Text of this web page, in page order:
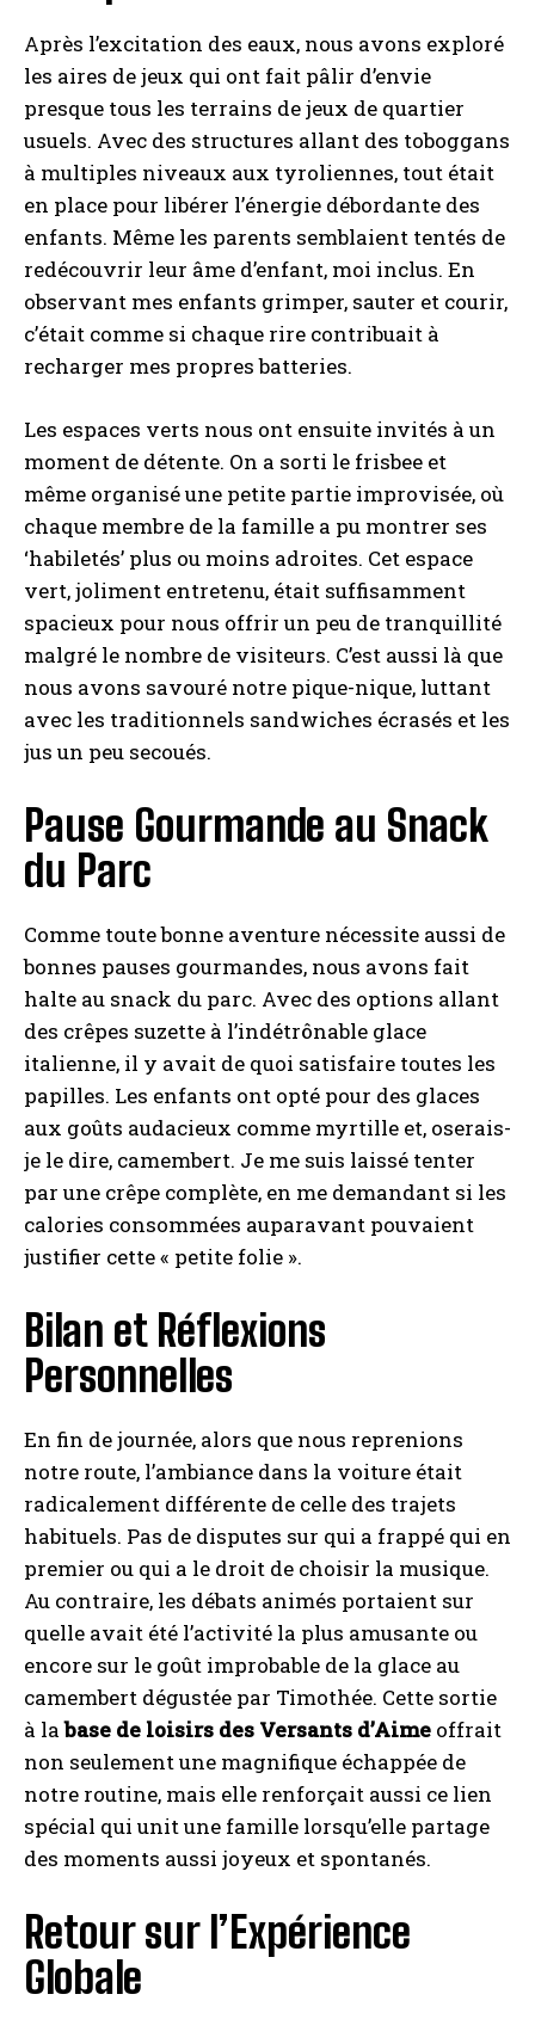
INSCRIPTION
J'ai lu et j'accepte la politique de confidentialité.
Après l’excitation des eaux, nous avons exploré
les aires de jeux qui ont fait pâlir d’envie
presque tous les terrains de jeux de quartier
usuels. Avec des structures allant des toboggans
à multiples niveaux aux tyroliennes, tout était
en place pour libérer l’énergie débordante des
enfants. Même les parents semblaient tentés de
redécouvrir leur âme d’enfant, moi inclus. En
observant mes enfants grimper, sauter et courir,
c’était comme si chaque rire contribuait à
recharger mes propres batteries.
Les espaces verts nous ont ensuite invités à un
moment de détente. On a sorti le frisbee et
même organisé une petite partie improvisée, où
chaque membre de la famille a pu montrer ses
‘habiletés’ plus ou moins adroites. Cet espace
vert, joliment entretenu, était suffisamment
spacieux pour nous offrir un peu de tranquillité
malgré le nombre de visiteurs. C’est aussi là que
nous avons savouré notre pique-nique, luttant
avec les traditionnels sandwiches écrasés et les
jus un peu secoués.
Pause Gourmande au Snack
du Parc
Comme toute bonne aventure nécessite aussi de
bonnes pauses gourmandes, nous avons fait
halte au snack du parc. Avec des options allant
des crêpes suzette à l’indétrônable glace
italienne, il y avait de quoi satisfaire toutes les
papilles. Les enfants ont opté pour des glaces
aux goûts audacieux comme myrtille et, oserais-
je le dire, camembert. Je me suis laissé tenter
par une crêpe complète, en me demandant si les
calories consommées auparavant pouvaient
justifier cette « petite folie ».
Bilan et Réflexions
Personnelles
En fin de journée, alors que nous reprenions
notre route, l’ambiance dans la voiture était
radicalement différente de celle des trajets
habituels. Pas de disputes sur qui a frappé qui en
premier ou qui a le droit de choisir la musique.
Au contraire, les débats animés portaient sur
quelle avait été l’activité la plus amusante ou
encore sur le goût improbable de la glace au
camembert dégustée par Timothée. Cette sortie
à labase de loisirs des Versants d’Aime offrait
non seulement une magnifique échappée de
notre routine, mais elle renforçait aussi ce lien
spécial qui unit une famille lorsqu’elle partage
des moments aussi joyeux et spontanés.
Retour sur l’Expérience
Globale